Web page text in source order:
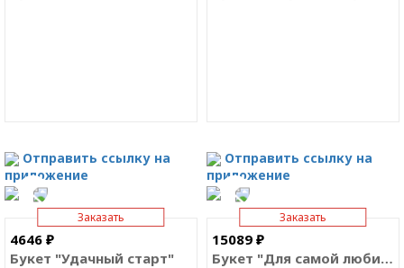
Отправить ссылку на
приложение
Отправить ссылку на
приложение
Заказать
15089 ₽
Букет "Для самой любимой"
Заказать
4646 ₽
Букет "Удачный старт"